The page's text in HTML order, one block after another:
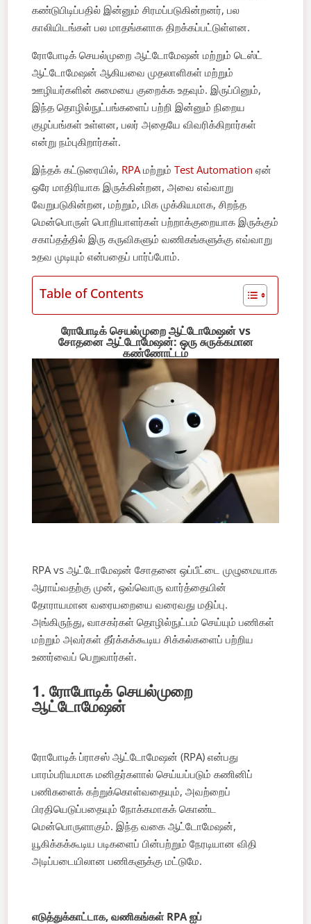
கண்டுபிடிப்பதில் இன்னும் சிரமப்படுகின்றனர், பல
காலியிடங்கள் பல மாதங்களாக திறக்கப்பட்டுள்ளன.
ரோபோடிக் செயல்முறை ஆட்டோமேஷன் மற்றும் டெஸ்ட்
ஆட்டோமேஷன் ஆகியவை முதலாளிகள் மற்றும்
ஊழியர்களின் சுமையை குறைக்க உதவும். இருப்பினும்,
இந்த தொழில்நுட்பங்களைப் பற்றி இன்னும் நிறைய
குழப்பங்கள் உள்ளன, பலர் அதையே விவரிக்கிறார்கள்
என்று நம்புகிறார்கள்.
இந்தக் கட்டுரையில், RPA மற்றும்Test Automation ஏன்
ஒரே மாதிரியாக இருக்கின்றன, அவை எவ்வாறு
வேறுபடுகின்றன, மற்றும், மிக முக்கியமாக, சிறந்த
மென்பொருள் பொறியாளர்கள் பற்றாக்குறையாக இருக்கும்
சகாப்தத்தில் இரு கருவிகளும் வணிகங்களுக்கு எவ்வாறு
உதவ முடியும் என்பதைப் பார்ப்போம்.
Table of Contents
ரோபோடிக் செயல்முறை ஆட்டோமேஷன் vs
சோதனை ஆட்டோமேஷன்: ஒரு சுருக்கமான
கண்ணோட்டம்
RPA vs ஆட்டோமேஷன் சோதனை ஒப்பீட்டை முழுமையாக
ஆராய்வதற்கு முன், ஒவ்வொரு வார்த்தையின்
தோராயமான வரையறையை வரைவது மதிப்பு.
அங்கிருந்து, வாசகர்கள் தொழில்நுட்பம் செய்யும் பணிகள்
மற்றும் அவர்கள் தீர்க்கக்கூடிய சிக்கல்களைப் பற்றிய
உணர்வைப் பெறுவார்கள்.
1. ரோபோடிக் செயல்முறை
ஆட்டோமேஷன்
ரோபோடிக் ப்ராசஸ் ஆட்டோமேஷன் (RPA) என்பது
பாரம்பரியமாக மனிதர்களால் செய்யப்படும் கணினிப்
பணிகளைக் கற்றுக்கொள்வதையும், அவற்றைப்
பிரதியெடுப்பதையும் நோக்கமாகக் கொண்ட
மென்பொருளாகும். இந்த வகை ஆட்டோமேஷன்,
யூகிக்கக்கூடிய படிகளைப் பின்பற்றும் நேரடியான விதி
அடிப்படையிலான பணிகளுக்கு மட்டுமே.
எடுத்துக்காட்டாக, வணிகங்கள் RPA ஐப்